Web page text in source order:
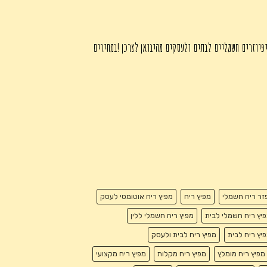
חשמליים לבתים ולעסקים מהיבואן לצרכן !במחירים
ריח חשמלי מפיץ ריח מפיץ ריח אוטומטי לעסק
ריח חשמלי לבית מפיץ ריח חשמלי ללין
ריח לבית מפיץ ריח לבית ולעסק
מפיץ ריח מומלץ מפיץ ריח מקלות מפיץ ריח מקצועי